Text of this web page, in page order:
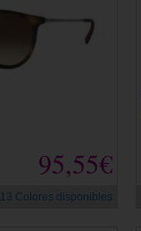
95,55€
13 Colores disponibles